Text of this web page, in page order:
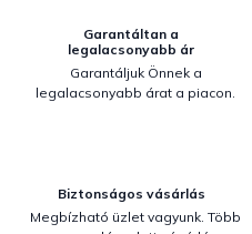
Garantáltan a
legalacsonyabb ár
Garantáljuk Önnek a
legalacsonyabb árat a piacon.
Biztonságos vásárlás
Megbízható üzlet vagyunk. Több